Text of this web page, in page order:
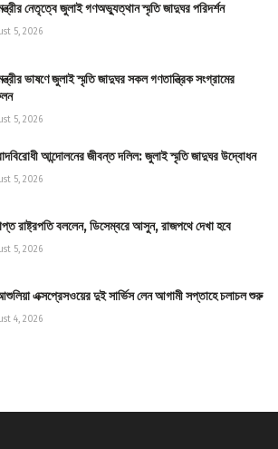
নেতৃত্বে জুলাই গণঅভ্যুত্থান স্মৃতি জাদুঘর পরিদর্শন
5, 2026
ভাষণে জুলাই স্মৃতি জাদুঘর সকল গণতান্ত্রিক সংগ্রামের
5, 2026
আন্দোলনের জীবন্ত দলিল: জুলাই স্মৃতি জাদুঘর উদ্বোধন
5, 2026
রাষ্ট্রপতি বললেন, ডিসেম্বরে আসুন, রাজপথে দেখা হবে
5, 2026
এক্সপ্রেসওয়ের দুই সার্ভিস লেন আগামী সপ্তাহে চলাচল শুরু
4, 2026